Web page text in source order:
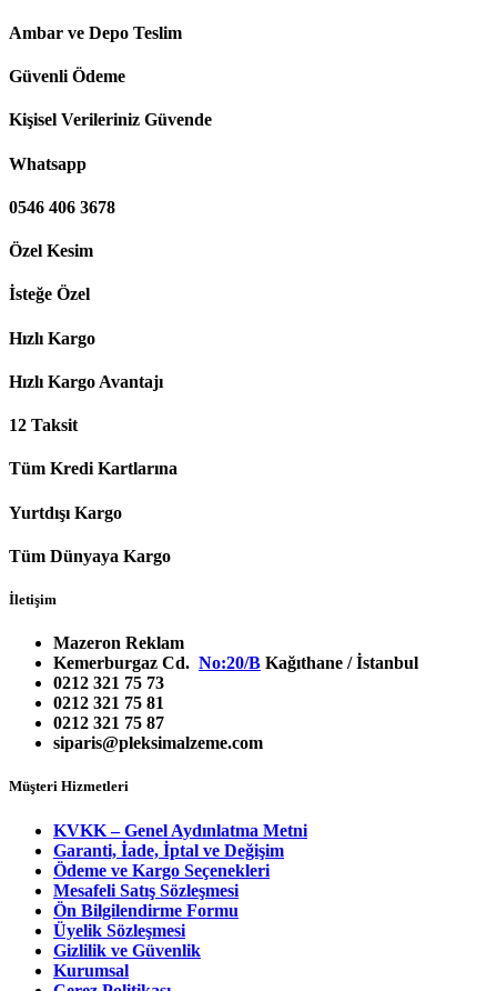
Ambar ve Depo Teslim
Güvenli Ödeme
Kişisel Verileriniz Güvende
Whatsapp
0546 406 3678
Özel Kesim
İsteğe Özel
Hızlı Kargo
Hızlı Kargo Avantajı
12 Taksit
Tüm Kredi Kartlarına
Yurtdışı Kargo
Tüm Dünyaya Kargo
İletişim
Mazeron Reklam
Kemerburgaz Cd. No:20/B Kağıthane / İstanbul
0212 321 75 73
0212 321 75 81
0212 321 75 87
siparis@pleksimalzeme.com
Müşteri Hizmetleri
KVKK – Genel Aydınlatma Metni
Garanti, İade, İptal ve Değişim
Ödeme ve Kargo Seçenekleri
Mesafeli Satış Sözleşmesi
Ön Bilgilendirme Formu
Üyelik Sözleşmesi
Gizlilik ve Güvenlik
Kurumsal